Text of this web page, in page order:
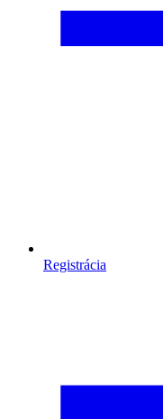
Registrácia